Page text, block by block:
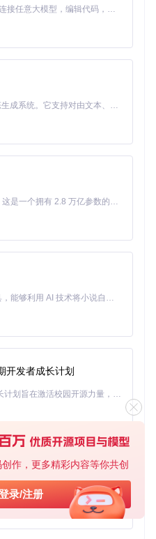
作，更多精彩内容等你共创
录/注册
多语言翻译功能。
新闻或其他内容从一种语言翻
构化文本数据。
同语言的教材或资源。
务稳定。
，支持PHP最新版本。
，定期修复问题和增加新特
free是一个实用且高效
企业团队，都能从中受益。
翻译能力吧！
Claude Code 的开源替代方案。连接任意大模型，编辑代码，运行命令，自动验证 — 全自动执行。用 Rust 构建，极致性能。 ｜ An open-source alternative to Claude Code. Connect any LLM, edit code, run commands, and verify changes — autonomously. Built in Rust for speed. Get Started
MiniMax H3 是一个通用的全模态生成系统。它支持对由文本、图像、视频和音频组成的多模态上下文进行统一理解，并能生成分辨率高达 2K、时长可达 15 秒的带原生立体声音频的视频。得益于面向任务泛化的系统设计，H3 在预训练阶段就已具备广泛的多模态上下文理解与生成能力，能够出色地执行复杂的多模态指令。
Kimi K3 是Kimi能力最强的模型：这是一个拥有 2.8 万亿参数的混合专家（MoE）模型，具备原生视觉理解能力，并支持 100 万 token 的上下文窗口。
Toonflow 是一款 AI 短剧漫剧工具，能够利用 AI 技术将小说自动转化为剧本，并结合 AI 生成的图片和视频，实现高效的短剧创作。借助 Toonflow，可以轻松完成从文字到影像的全流程，让短剧制作变得更加智能与便捷。
开发者成长计划
「源启盛夏」暑期校园开发者成长计划旨在激活校园开源力量，通过积分激励、认证扶持、资源倾斜等形式，引导高校组织和开发者完成「入驻 — 建项目 — 做贡献 — 获认证 — 得资源」的完整闭环。无论你是想带领社团入驻平台的组织者，还是希望用代码贡献证明自己的开发者，都能在这里找到属于你的成长路径。
免费、本地、开源的 24/7 全天候 Cowork 应用，以及适用于 Gemini CLI、Claude Code、Codex、OpenCode、Qwen Code、Goose CLI、Auggie 等的 OpenClaw | 🌟 喜欢就点star吧